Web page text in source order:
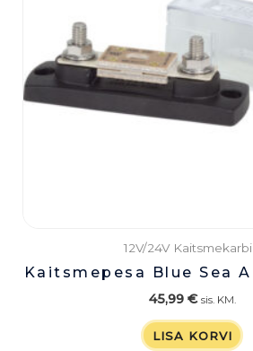
12V/24V
Kaitsmepesa Blue Sea
45,99 € sis. KM.
LISA KORVI